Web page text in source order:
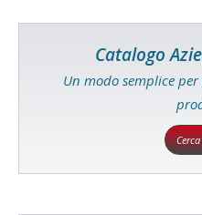
Catalogo
Un modo semplice